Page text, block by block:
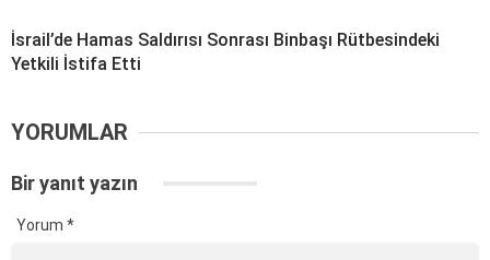
İsrail’de Hamas Saldırısı Sonrası Binbaşı Rütbesindeki
Yetkili İstifa Etti
YORUMLAR
Bir yanıt yazın
Yorum *